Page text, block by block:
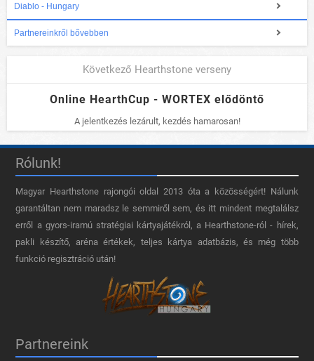
Diablo - Hungary
Partnereinkről bővebben
Következő Hearthstone verseny
Online HearthCup - WORTEX elődöntő
A jelentkezés lezárult, kezdés hamarosan!
Rólunk!
Magyar Hearthstone​ rajongói oldal 2013 óta a közösségért! Nálunk
garantáltan nem maradsz le semmiről sem, és itt mindent megtalálsz
erről a gyors-iramú stratégiai kártyajátékról, a Hearthstone-ról - hírek,
pakli készítő, aréna értékek, teljes kártya adatbázis, és még több
funkció regisztráció után!
Partnereink